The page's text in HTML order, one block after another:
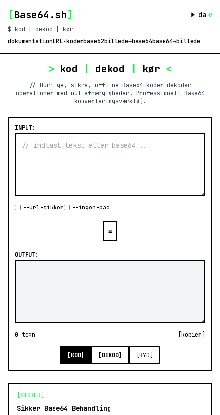
[Base64.sh] da v
$ kod | dekod | kør
dokumentationURL‑koderbase62billede→base64base64→billede
> kod | dekod | kør <
// Hurtige, sikre, offline Base64 koder dekoder
operationer med nul afhængigheder. Professionelt Base64
konverteringsværktøj.
INPUT:
--url-sikker --ingen-pad
⇄
OUTPUT:
0 tegn [kopier]
[KOD] [DEKOD] [RYD]
[SIKKER]
Sikker Base64 Behandling